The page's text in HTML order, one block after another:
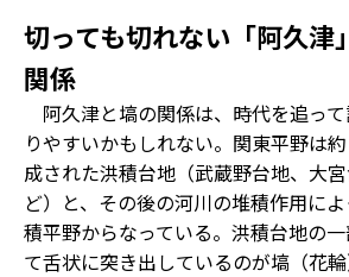
切っても切れない「阿久津
関係
阿久津と塙の関係は、時代を追っ
りやすいかもしれない。関東平野は
成された洪積台地（武蔵野台地、大
ど）と、その後の河川の堆積作用に
積平野からなっている。洪積台地の
て舌状に突き出しているのが塙（花輪